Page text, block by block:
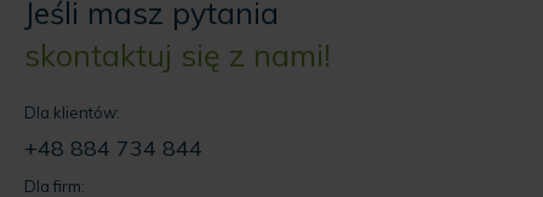
Jeśli masz pytania
skontaktuj się z nami!
Dla klientów:
+48 884 734 844
Dla firm: